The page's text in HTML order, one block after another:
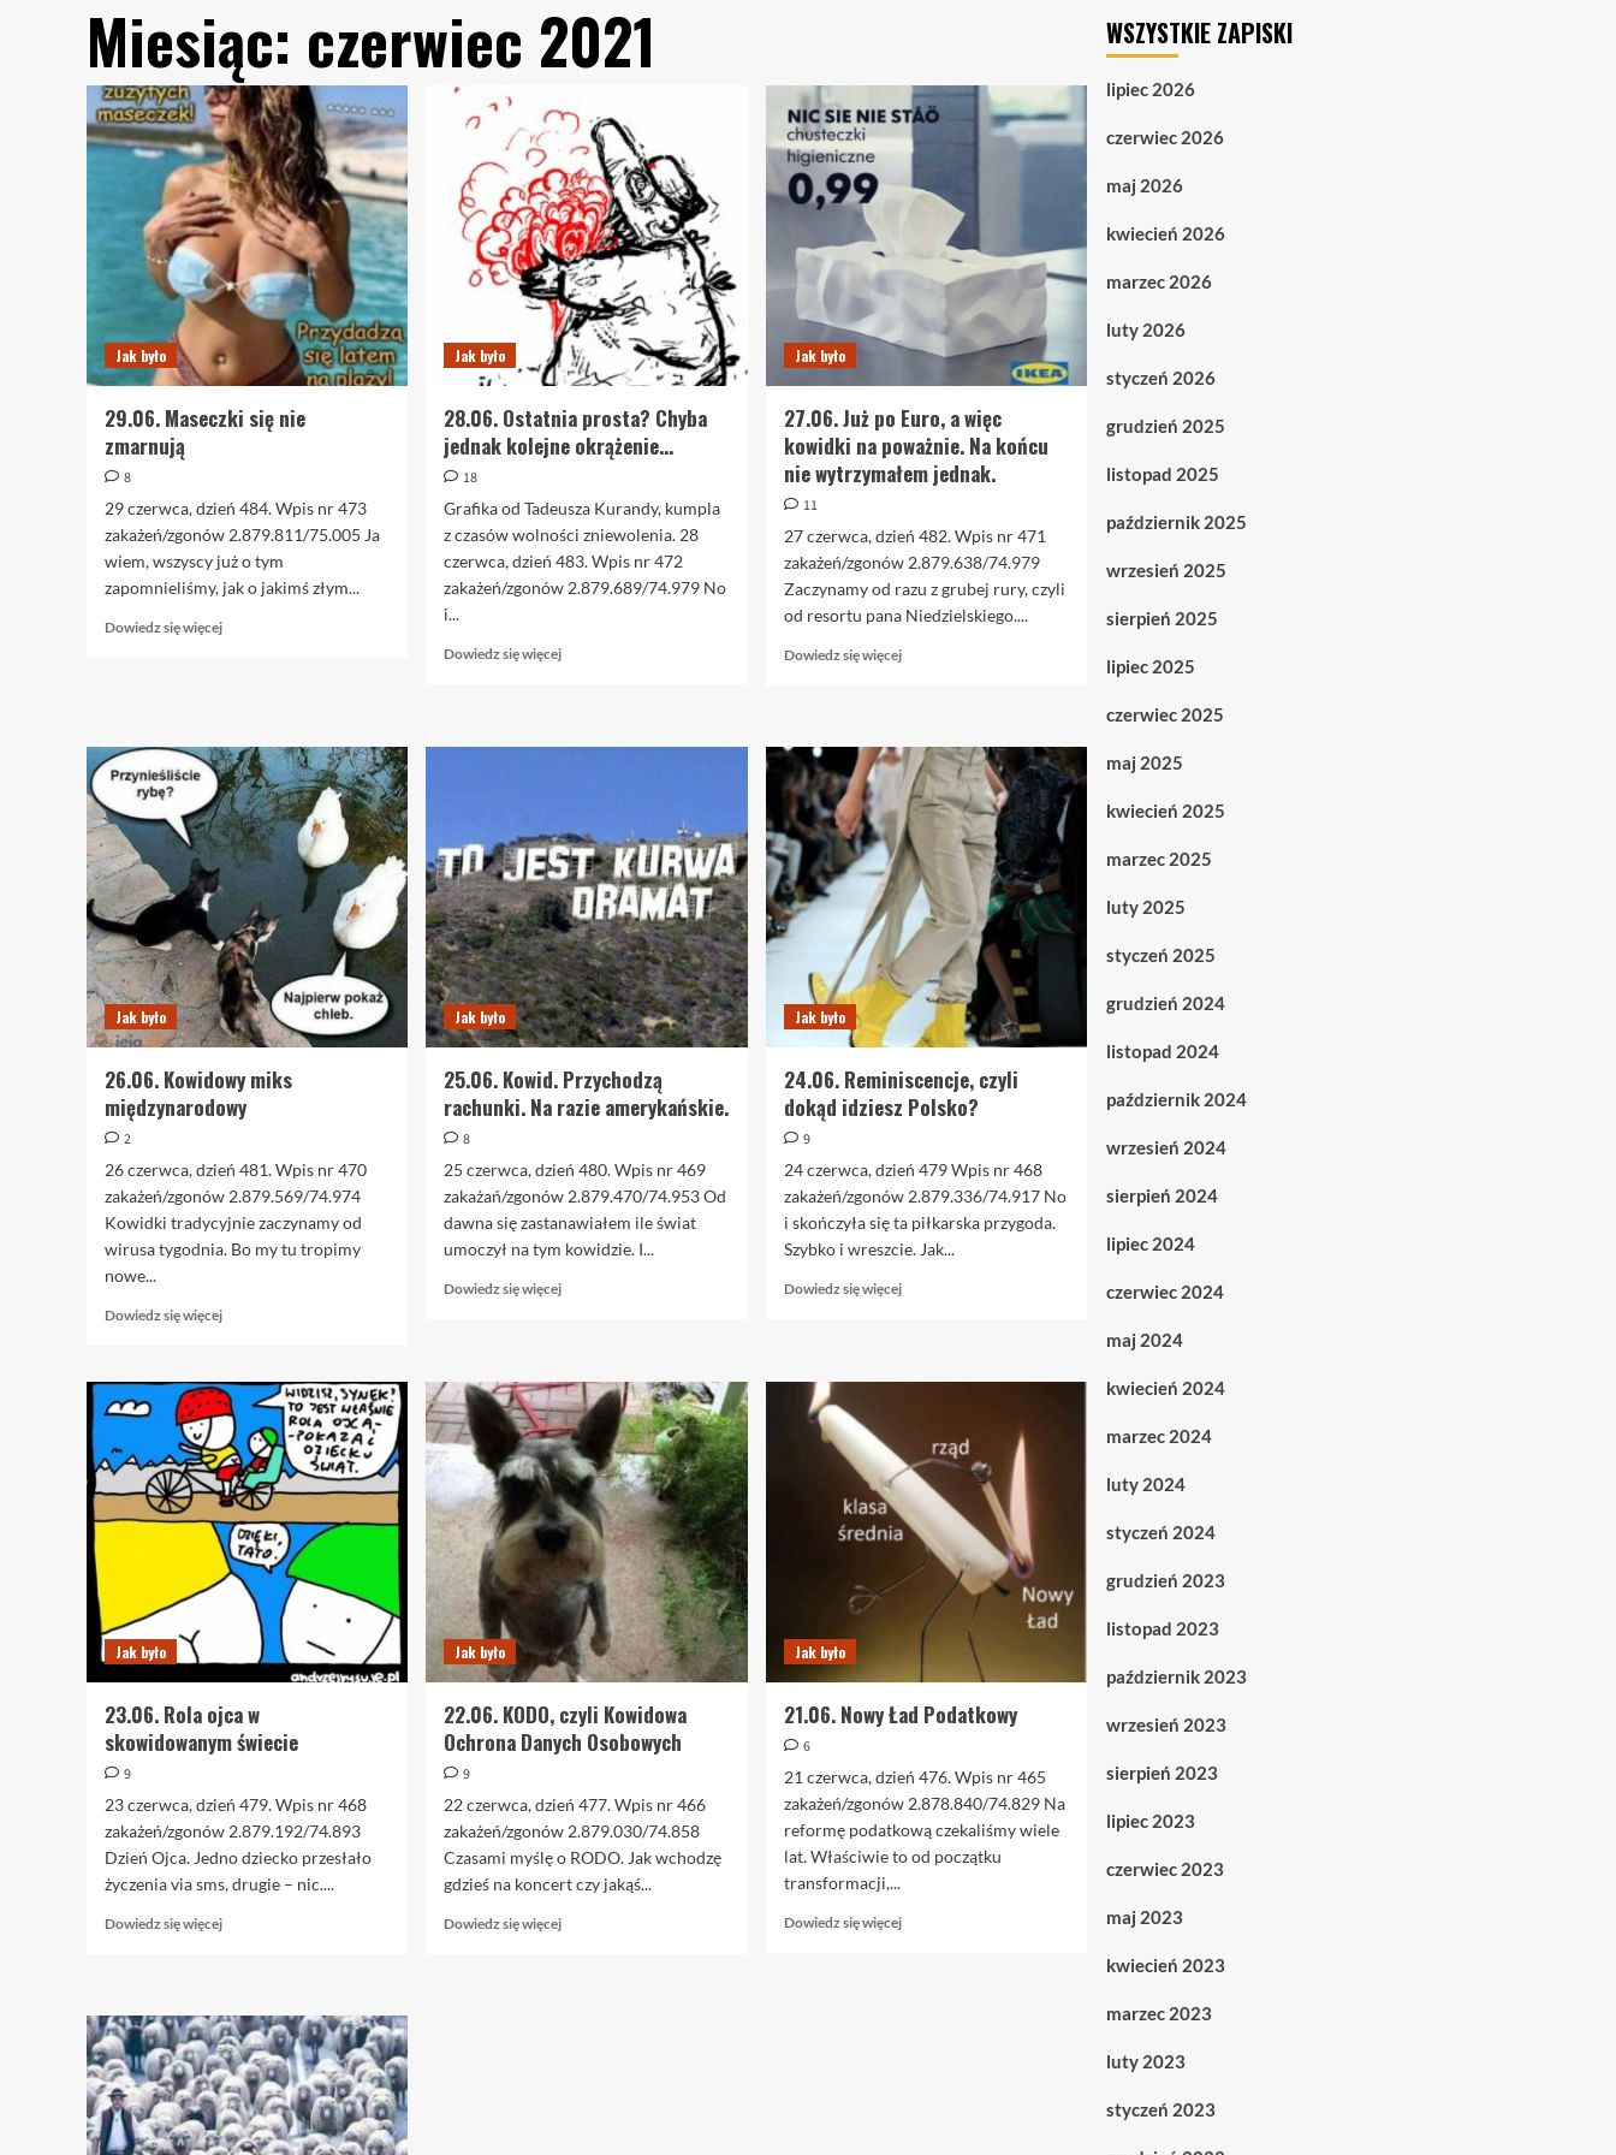
Miesiąc: czerwiec 2021
Jak było
29.06. Maseczki się nie
zmarnują
8
29 czerwca, dzień 484. Wpis nr 473
zakażeń/zgonów 2.879.811/75.005 Ja
wiem, wszyscy już o tym
zapomnieliśmy, jak o jakimś złym...
Dowiedz się więcejDowiedz
się
nie
zmarnują
Jak było
28.06. Ostatnia prosta? Chyba
jednak kolejne okrążenie…
18
Grafika od Tadeusza Kurandy, kumpla
z czasów wolności zniewolenia. 28
czerwca, dzień 483. Wpis nr 472
zakażeń/zgonów 2.879.689/74.979 No
i...
Dowiedz się więcejDowiedz
jednak
kolejne
okrążenie…
Jak było
27.06. Już po Euro, a więc
kowidki na poważnie. Na końcu
nie wytrzymałem jednak.
11
27 czerwca, dzień 482. Wpis nr 471
zakażeń/zgonów 2.879.638/74.979
Zaczynamy od razu z grubej rury, czyli
od resortu pana Niedzielskiego....
Dowiedz się więcejDowiedz
27.06.
Już
po
Euro,
a
więc
kowidki
na
poważnie.
Na
końcu
nie
wytrzymałem
jednak.
Jak było
26.06. Kowidowy miks
międzynarodowy
2
26 czerwca, dzień 481. Wpis nr 470
zakażeń/zgonów 2.879.569/74.974
Kowidki tradycyjnie zaczynamy od
wirusa tygodnia. Bo my tu tropimy
nowe...
Dowiedz się więcejDowiedz
o
26.06.
Kowidowy
miks
międzynarodowy
Jak było
25.06. Kowid. Przychodzą
rachunki. Na razie amerykańskie.
8
25 czerwca, dzień 480. Wpis nr 469
zakażań/zgonów 2.879.470/74.953 Od
dawna się zastanawiałem ile świat
umoczył na tym kowidzie. I...
Dowiedz się więcejDowiedz
Kowid.
Przychodzą
rachunki.
Na
razie
amerykańskie.
Jak było
24.06. Reminiscencje, czyli
dokąd idziesz Polsko?
9
24 czerwca, dzień 479 Wpis nr 468
zakażeń/zgonów 2.879.336/74.917 No
i skończyła się ta piłkarska przygoda.
Szybko i wreszcie. Jak...
Dowiedz się więcejDowiedz
dokąd
idziesz
Polsko?
Jak było
23.06. Rola ojca w
skowidowanym świecie
9
23 czerwca, dzień 479. Wpis nr 468
zakażeń/zgonów 2.879.192/74.893
Dzień Ojca. Jedno dziecko przesłało
życzenia via sms, drugie – nic....
Dowiedz się więcejDowiedz
23.06.
Rola
ojca
w
skowidowanym
świecie
Jak było
22.06. KODO, czyli Kowidowa
Ochrona Danych Osobowych
9
22 czerwca, dzień 477. Wpis nr 466
zakażeń/zgonów 2.879.030/74.858
Czasami myślę o RODO. Jak wchodzę
gdzieś na koncert czy jakąś...
Dowiedz się więcejDowiedz
Jak było
21.06. Nowy Ład Podatkowy
6
21 czerwca, dzień 476. Wpis nr 465
zakażeń/zgonów 2.878.840/74.829 Na
reformę podatkową czekaliśmy wiele
lat. Właściwie to od początku
transformacji,...
Dowiedz się więcejDowiedz
WSZYSTKIE ZAPISKI
lipiec 2026
czerwiec 2026
maj 2026
kwiecień 2026
marzec 2026
luty 2026
styczeń 2026
grudzień 2025
listopad 2025
październik 2025
wrzesień 2025
sierpień 2025
lipiec 2025
czerwiec 2025
maj 2025
kwiecień 2025
marzec 2025
luty 2025
styczeń 2025
grudzień 2024
listopad 2024
październik 2024
wrzesień 2024
sierpień 2024
lipiec 2024
czerwiec 2024
maj 2024
kwiecień 2024
marzec 2024
luty 2024
styczeń 2024
grudzień 2023
listopad 2023
październik 2023
wrzesień 2023
sierpień 2023
lipiec 2023
czerwiec 2023
maj 2023
kwiecień 2023
marzec 2023
luty 2023
styczeń 2023